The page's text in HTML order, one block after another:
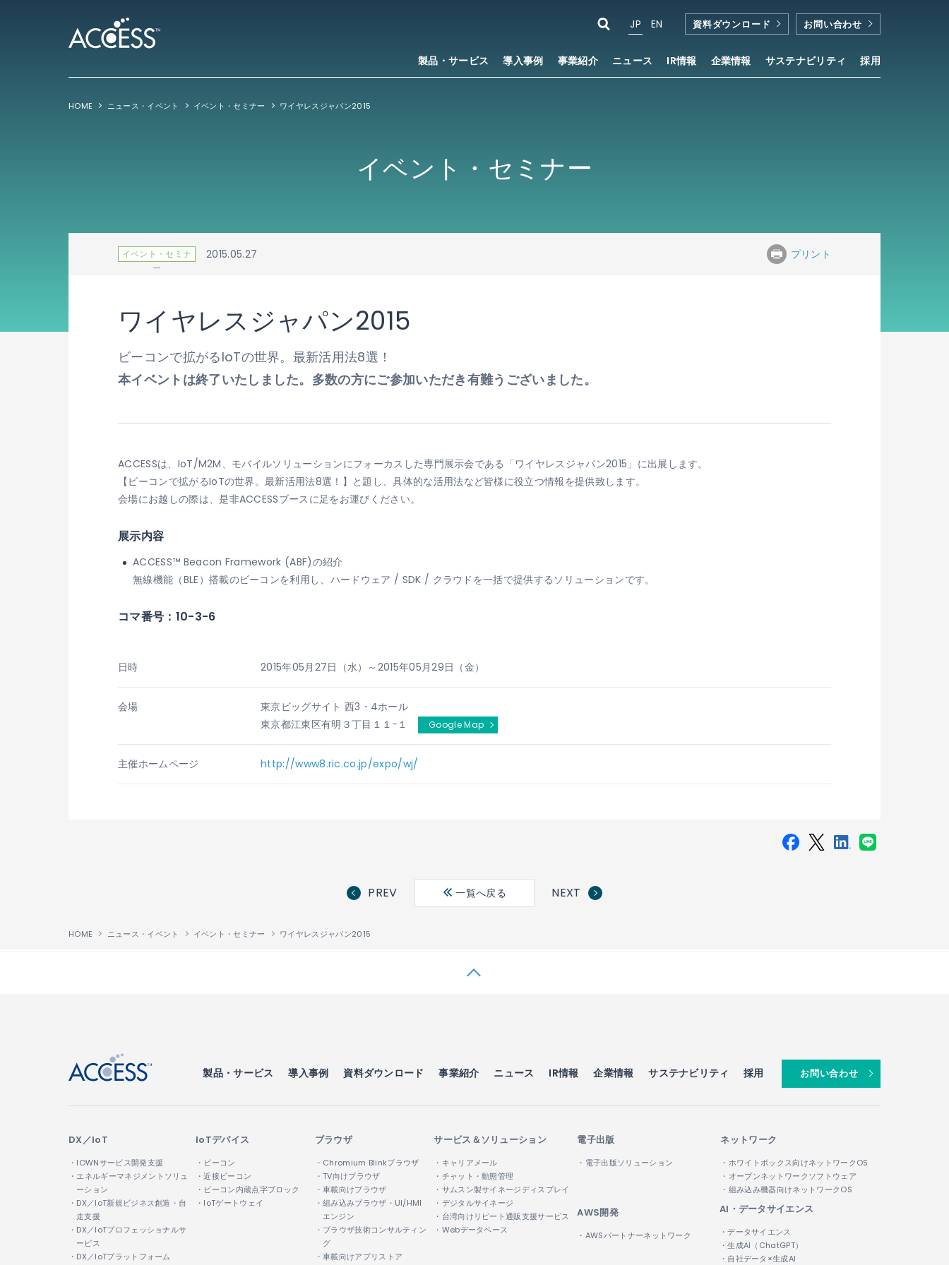
製品・サービス 導入事例 事業紹介 ニュース IR情報 企業情報 サステナビリティ 採用
JP EN 資料ダウンロード お問い合わせ
HOME ニュース・イベント イベント・セミナー ワイヤレスジャパン2015
イベント・セミナー
イベント・セミナ
ー
2015.05.27 プリント
ワイヤレスジャパン2015
ビーコンで拡がるIoTの世界。最新活用法8選！
本イベントは終了いたしました。多数の方にご参加いただき有難うございました。
ACCESSは、IoT/M2M、モバイルソリューションにフォーカスした専門展示会である「ワイヤレスジャパン2015」に出展します。
【ビーコンで拡がるIoTの世界。最新活用法8選！】と題し、具体的な活用法など皆様に役立つ情報を提供致します。
会場にお越しの際は、是非ACCESSブースに足をお運びください。
展示内容
ACCESS™ Beacon Framework (ABF)の紹介
無線機能（BLE）搭載のビーコンを利用し、ハードウェア / SDK / クラウドを一括で提供するソリューションです。
コマ番号：10-3-6
日時 2015年05月27日（水）～2015年05月29日（金）
会場
東京ビッグサイト 西3・4ホール
東京都江東区有明３丁目１１−１
Google Map
主催ホームページ http://www8.ric.co.jp/expo/wj/
PREV 一覧へ戻る NEXT
HOME ニュース・イベント イベント・セミナー ワイヤレスジャパン2015
製品・サービス 導入事例 資料ダウンロード 事業紹介 ニュース IR情報 企業情報 サステナビリティ 採用 お問い合わせ
DX／IoT
・IOWNサービス開発支援
・エネルギーマネジメントソリュ
ーション
・DX／IoT新規ビジネス創造・自
走支援
・DX／IoTプロフェッショナルサ
ービス
・DX／IoTプラットフォーム
IoTデバイス
・ビーコン
・近接ビーコン
・ビーコン内蔵点字ブロック
・IoTゲートウェイ
ブラウザ
・Chromium Blinkブラウザ
・TV向けブラウザ
・車載向けブラウザ
・組み込みブラウザ・UI/HMI
エンジン
・ブラウザ技術コンサルティン
グ
・車載向けアプリストア
サービス＆ソリューション
・キャリアメール
・チャット・動態管理
・サムスン製サイネージディスプレイ
・デジタルサイネージ
・台湾向けリピート通販支援サービス
・Webデータベース
電子出版
・電子出版ソリューション
ネットワーク
・ホワイトボックス向けネットワークOS
・オープンネットワークソフトウェア
・組み込み機器向けネットワークOS
AWS開発
・AWSパートナーネットワーク
AI・データサイエンス
・データサイエンス
・生成AI（ChatGPT）
・自社データ×生成AI